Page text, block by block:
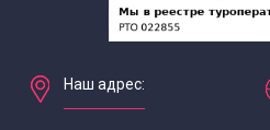
Наш адрес: